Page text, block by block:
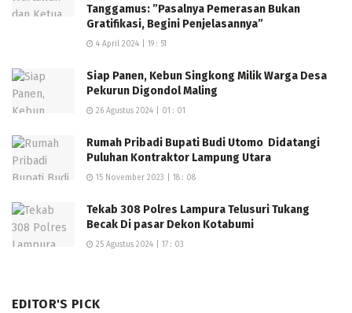
Tanggamus: ”Pasalnya Pemerasan Bukan
Gratifikasi, Begini Penjelasannya”
4 April 2024 | 19 : 51
Siap Panen, Kebun Singkong Milik Warga Desa
Pekurun Digondol Maling
26 Agustus 2024 | 01 : 01
Rumah Pribadi Bupati Budi Utomo Didatangi
Puluhan Kontraktor Lampung Utara
15 November 2023 | 18 : 08
Tekab 308 Polres Lampura Telusuri Tukang
Becak Di pasar Dekon Kotabumi
25 Agustus 2024 | 17 : 03
EDITOR'S PICK